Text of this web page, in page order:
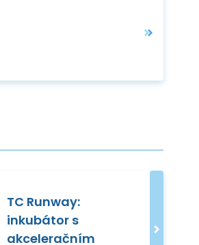
TC Runway:
inkubátor s
akceleračním